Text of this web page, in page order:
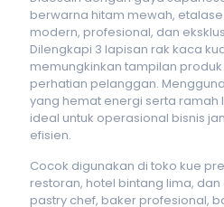
berwarna hitam mewah,
modern, profesional, dan
Dilengkapi 3 lapisan rak kaca
memungkinkan tampilan
perhatian pelanggan.
yang hemat energi serta ramah
ideal untuk operasional bisnis
efisien.
Cocok digunakan di toko kue
restoran, hotel bintang lima,
pastry chef, baker profesional,